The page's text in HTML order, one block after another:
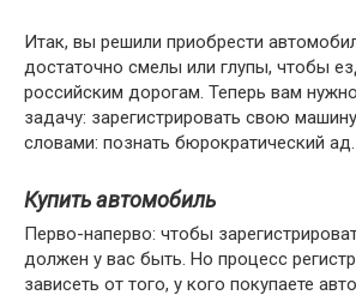
Итак, вы решили приобрести
достаточно смелы или глупы, чтобы
российским дорогам. Теперь вам
задачу: зарегистрировать свою
словами: познать бюрократический ад.
Купить автомобиль
Перво-наперво: чтобы
должен у вас быть. Но процесс
зависеть от того, у кого покупаете